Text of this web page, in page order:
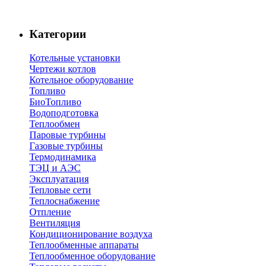
Категории
Котельные установки
Чертежи котлов
Котельное оборудование
Топливо
БиоТопливо
Водоподготовка
Теплообмен
Паровые турбины
Газовые турбины
Термодинамика
ТЭЦ и АЭС
Эксплуатация
Тепловые сети
Теплоснабжение
Отпление
Вентиляция
Кондиционирование воздуха
Теплообменные аппараты
Теплообменное оборудование